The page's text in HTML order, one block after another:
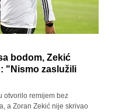
bodom, Zekić
"Nismo zaslužili
otvorilo remijem bez
a Zoran Zekić nije skrivao